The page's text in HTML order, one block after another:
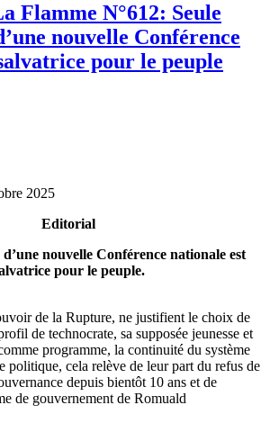
Flamme N°612: Seule
nouvelle Conférence
pour le peuple
2025
Editorial
nouvelle Conférence nationale est
pour le peuple.
de la Rupture, ne justifient le choix de
de technocrate, sa supposée jeunesse et
programme, la continuité du système
politique, cela relève de leur part du refus de
depuis bientôt 10 ans et de
de gouvernement de Romuald